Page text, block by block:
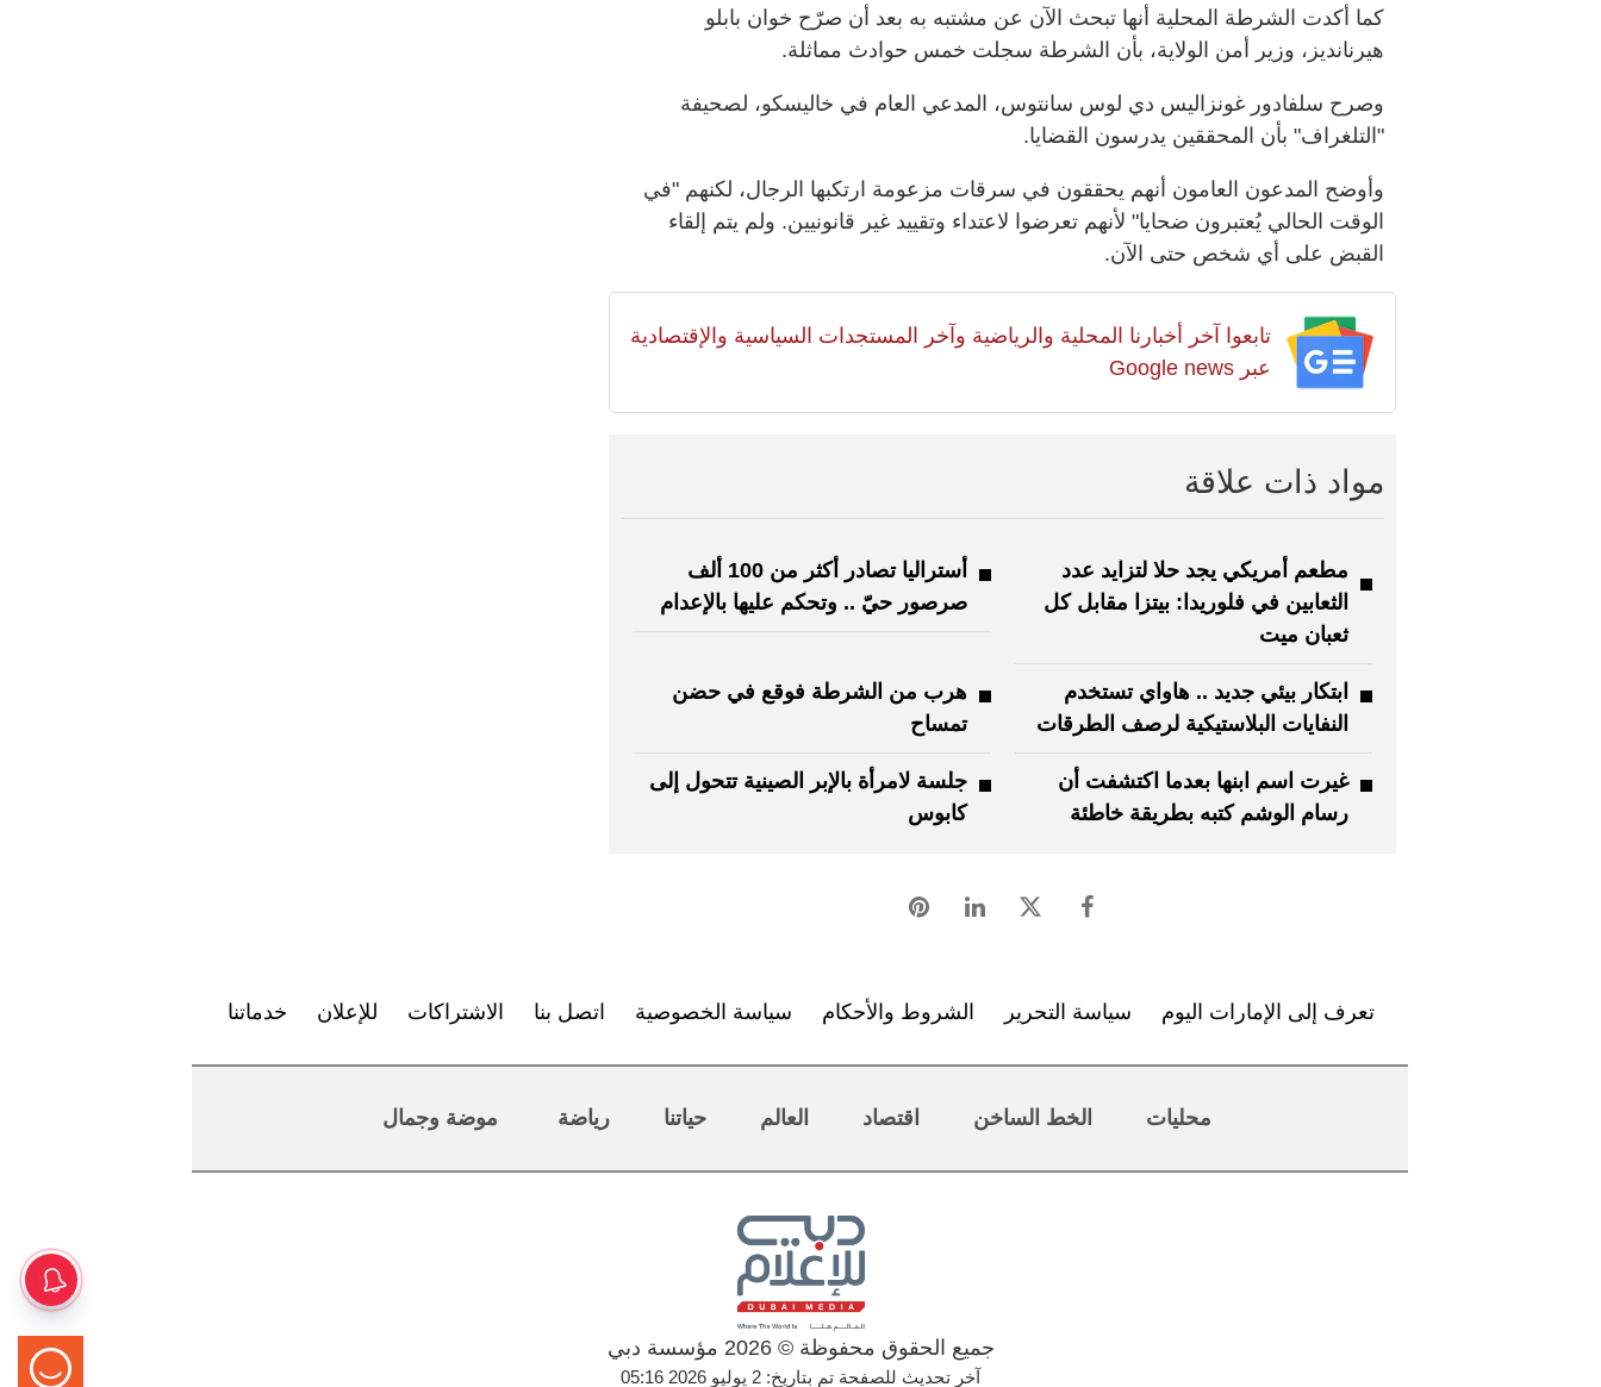
كما أكدت الشرطة المحلية أنها تبحث الآن عن مشتبه به بعد أن صرّح خوان بابلو
هيرنانديز، وزير أمن الولاية، بأن الشرطة سجلت خمس حوادث مماثلة.
وصرح سلفادور غونزاليس دي لوس سانتوس، المدعي العام في خاليسكو، لصحيفة
"التلغراف" بأن المحققين يدرسون القضايا.
وأوضح المدعون العامون أنهم يحققون في سرقات مزعومة ارتكبها الرجال، لكنهم "في
الوقت الحالي يُعتبرون ضحايا" لأنهم تعرضوا لاعتداء وتقييد غير قانونيين. ولم يتم إلقاء
القبض على أي شخص حتى الآن.
تابعوا آخر أخبارنا المحلية والرياضية وآخر المستجدات السياسية والإقتصادية
عبر Google news
مواد ذات علاقة
مطعم أمريكي يجد حلا لتزايد عدد
الثعابين في فلوريدا: بيتزا مقابل كل
ثعبان ميت
أستراليا تصادر أكثر من 100 ألف
صرصور حيّ .. وتحكم عليها بالإعدام
ابتكار بيئي جديد .. هاواي تستخدم
النفايات البلاستيكية لرصف الطرقات
هرب من الشرطة فوقع في حضن
تمساح
غيرت اسم ابنها بعدما اكتشفت أن
رسام الوشم كتبه بطريقة خاطئة
جلسة لامرأة بالإبر الصينية تتحول إلى
كابوس
تعرف إلى الإمارات اليوم سياسة التحرير الشروط والأحكام سياسة الخصوصية اتصل بنا الاشتراكات للإعلان خدماتنا
محليات الخط الساخن اقتصاد العالم حياتنا رياضة موضة وجمال
جميع الحقوق محفوظة © 2026 مؤسسة دبي
آخر تحديث للصفحة تم بتاريخ: 2 يوليو 2026 05:16